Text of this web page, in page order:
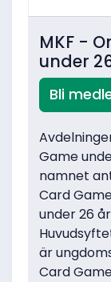
MKF -
under
Bli
Game
namnet
Card
under 26
är
Card